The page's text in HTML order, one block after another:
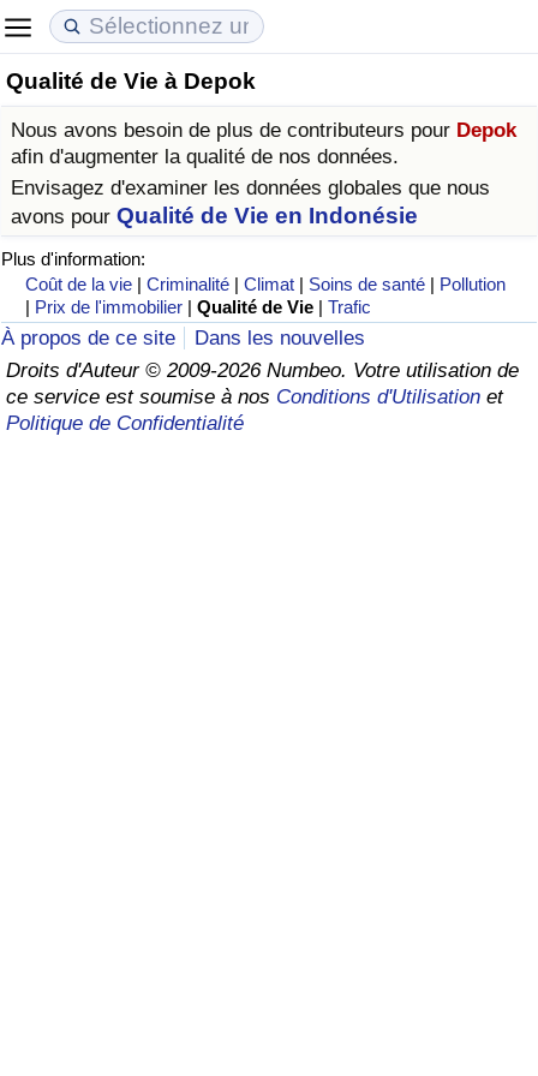
Qualité de Vie à Depok
Nous avons besoin de plus de contributeurs pour Depok
afin d'augmenter la qualité de nos données.
Envisagez d'examiner les données globales que nous
avons pour Qualité de Vie en Indonésie
Plus d'information:
Coût de la vie |Criminalité |Climat | Soins de santé | Pollution
| Prix de l'immobilier |Qualité de Vie |Trafic
À propos de ce site
Dans les nouvelles
Droits d'Auteur © 2009-2026 Numbeo. Votre utilisation de
ce service est soumise à nos Conditions d'Utilisation et
Politique de Confidentialité
Coût de la vie
Indice du Coût de la Vie (Actuel)
Indice du Coût de la Vie
Indice du coût de la vie par pays
à Akaba
Prix de l'immobilier
Indice des Prix de l'immobilier (Actuel)
Indice des Prix de l'immobilier
Indice des Prix de l'immobilier par Pays
Qualité de Vie
Indice de Qualité de Vie
Indice de Qualité de Vie (Actuel)
Indice de qualité de vie par pays
Criminalité
Indice de Criminalité (Actuel)